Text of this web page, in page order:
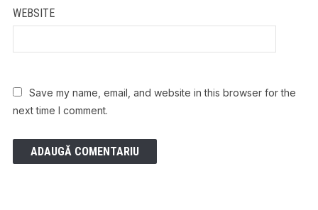
WEBSITE
Save my name, email, and website in this browser for the
next time I comment.